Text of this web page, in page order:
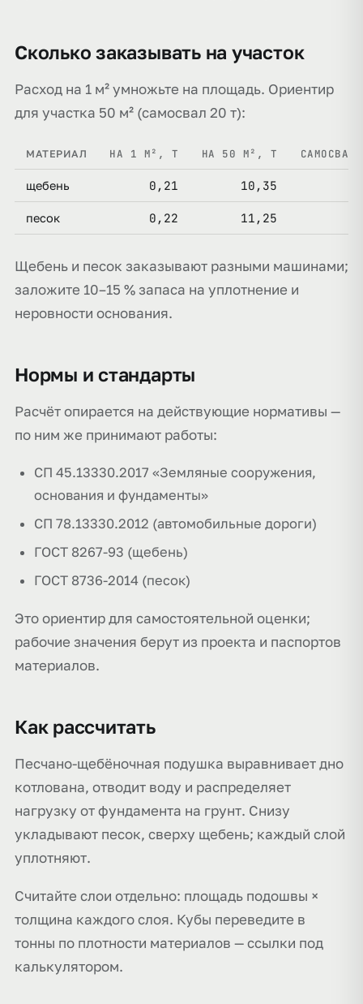
Сколько заказывать на участок
Расход на 1 м² умножьте на площадь. Ориентир
для участка 50 м² (самосвал 20 т):
МАТЕРИАЛ НА 1 М², Т НА 50 М², Т
щебень 0,21 10,35
песок 0,22 11,25
Щебень и песок заказывают разными машинами;
заложите 10–15 % запаса на уплотнение и
неровности основания.
Нормы и стандарты
Расчёт опирается на действующие нормативы —
по ним же принимают работы:
СП 45.13330.2017 «Земляные сооружения,
основания и фундаменты»
СП 78.13330.2012 (автомобильные дороги)
ГОСТ 8267-93 (щебень)
ГОСТ 8736-2014 (песок)
Это ориентир для самостоятельной оценки;
рабочие значения берут из проекта и паспортов
материалов.
Как рассчитать
Песчано-щебёночная подушка выравнивает дно
котлована, отводит воду и распределяет
нагрузку от фундамента на грунт. Снизу
укладывают песок, сверху щебень; каждый слой
уплотняют.
Считайте слои отдельно: площадь подошвы ×
толщина каждого слоя. Кубы переведите в
тонны по плотности материалов — ссылки под
калькулятором.